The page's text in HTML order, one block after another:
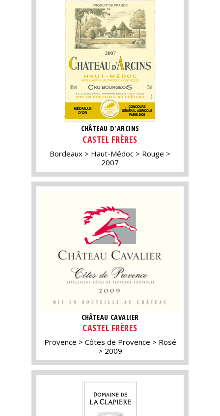
CHÂTEAU D'ARCINS
CASTEL FRÈRES
Bordeaux Haut-Médoc
Rouge
2007
CHÂTEAU CAVALIER
CASTEL FRÈRES
Provence Côtes de Provence
Rosé
2009